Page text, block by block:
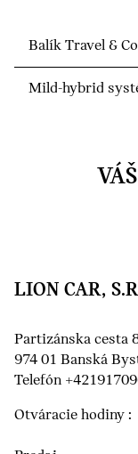
Balík Travel &
Mild-hybrid
LION CAR,
Partizánska cesta
974 01 Banská
Telefón
Otváracie hodiny :